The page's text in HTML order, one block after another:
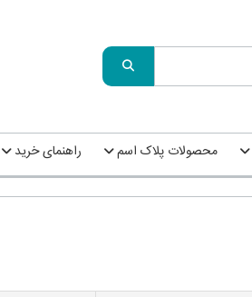
محصولات پلاک اسم راهنمای خرید